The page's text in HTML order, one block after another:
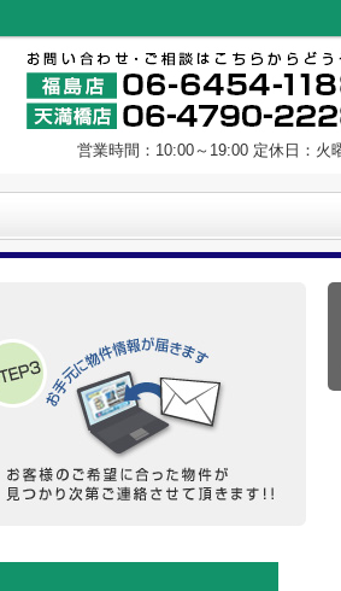
営業時間：10:00～19:00 定休日：火